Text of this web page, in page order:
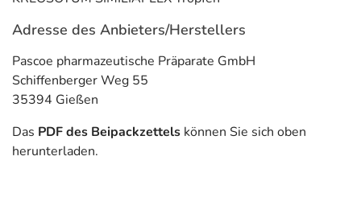
Adresse des Anbieters/Herstellers
Pascoe pharmazeutische Präparate GmbH
Schiffenberger Weg 55
35394 Gießen
Das PDF des Beipackzettels können Sie sich oben
herunterladen.